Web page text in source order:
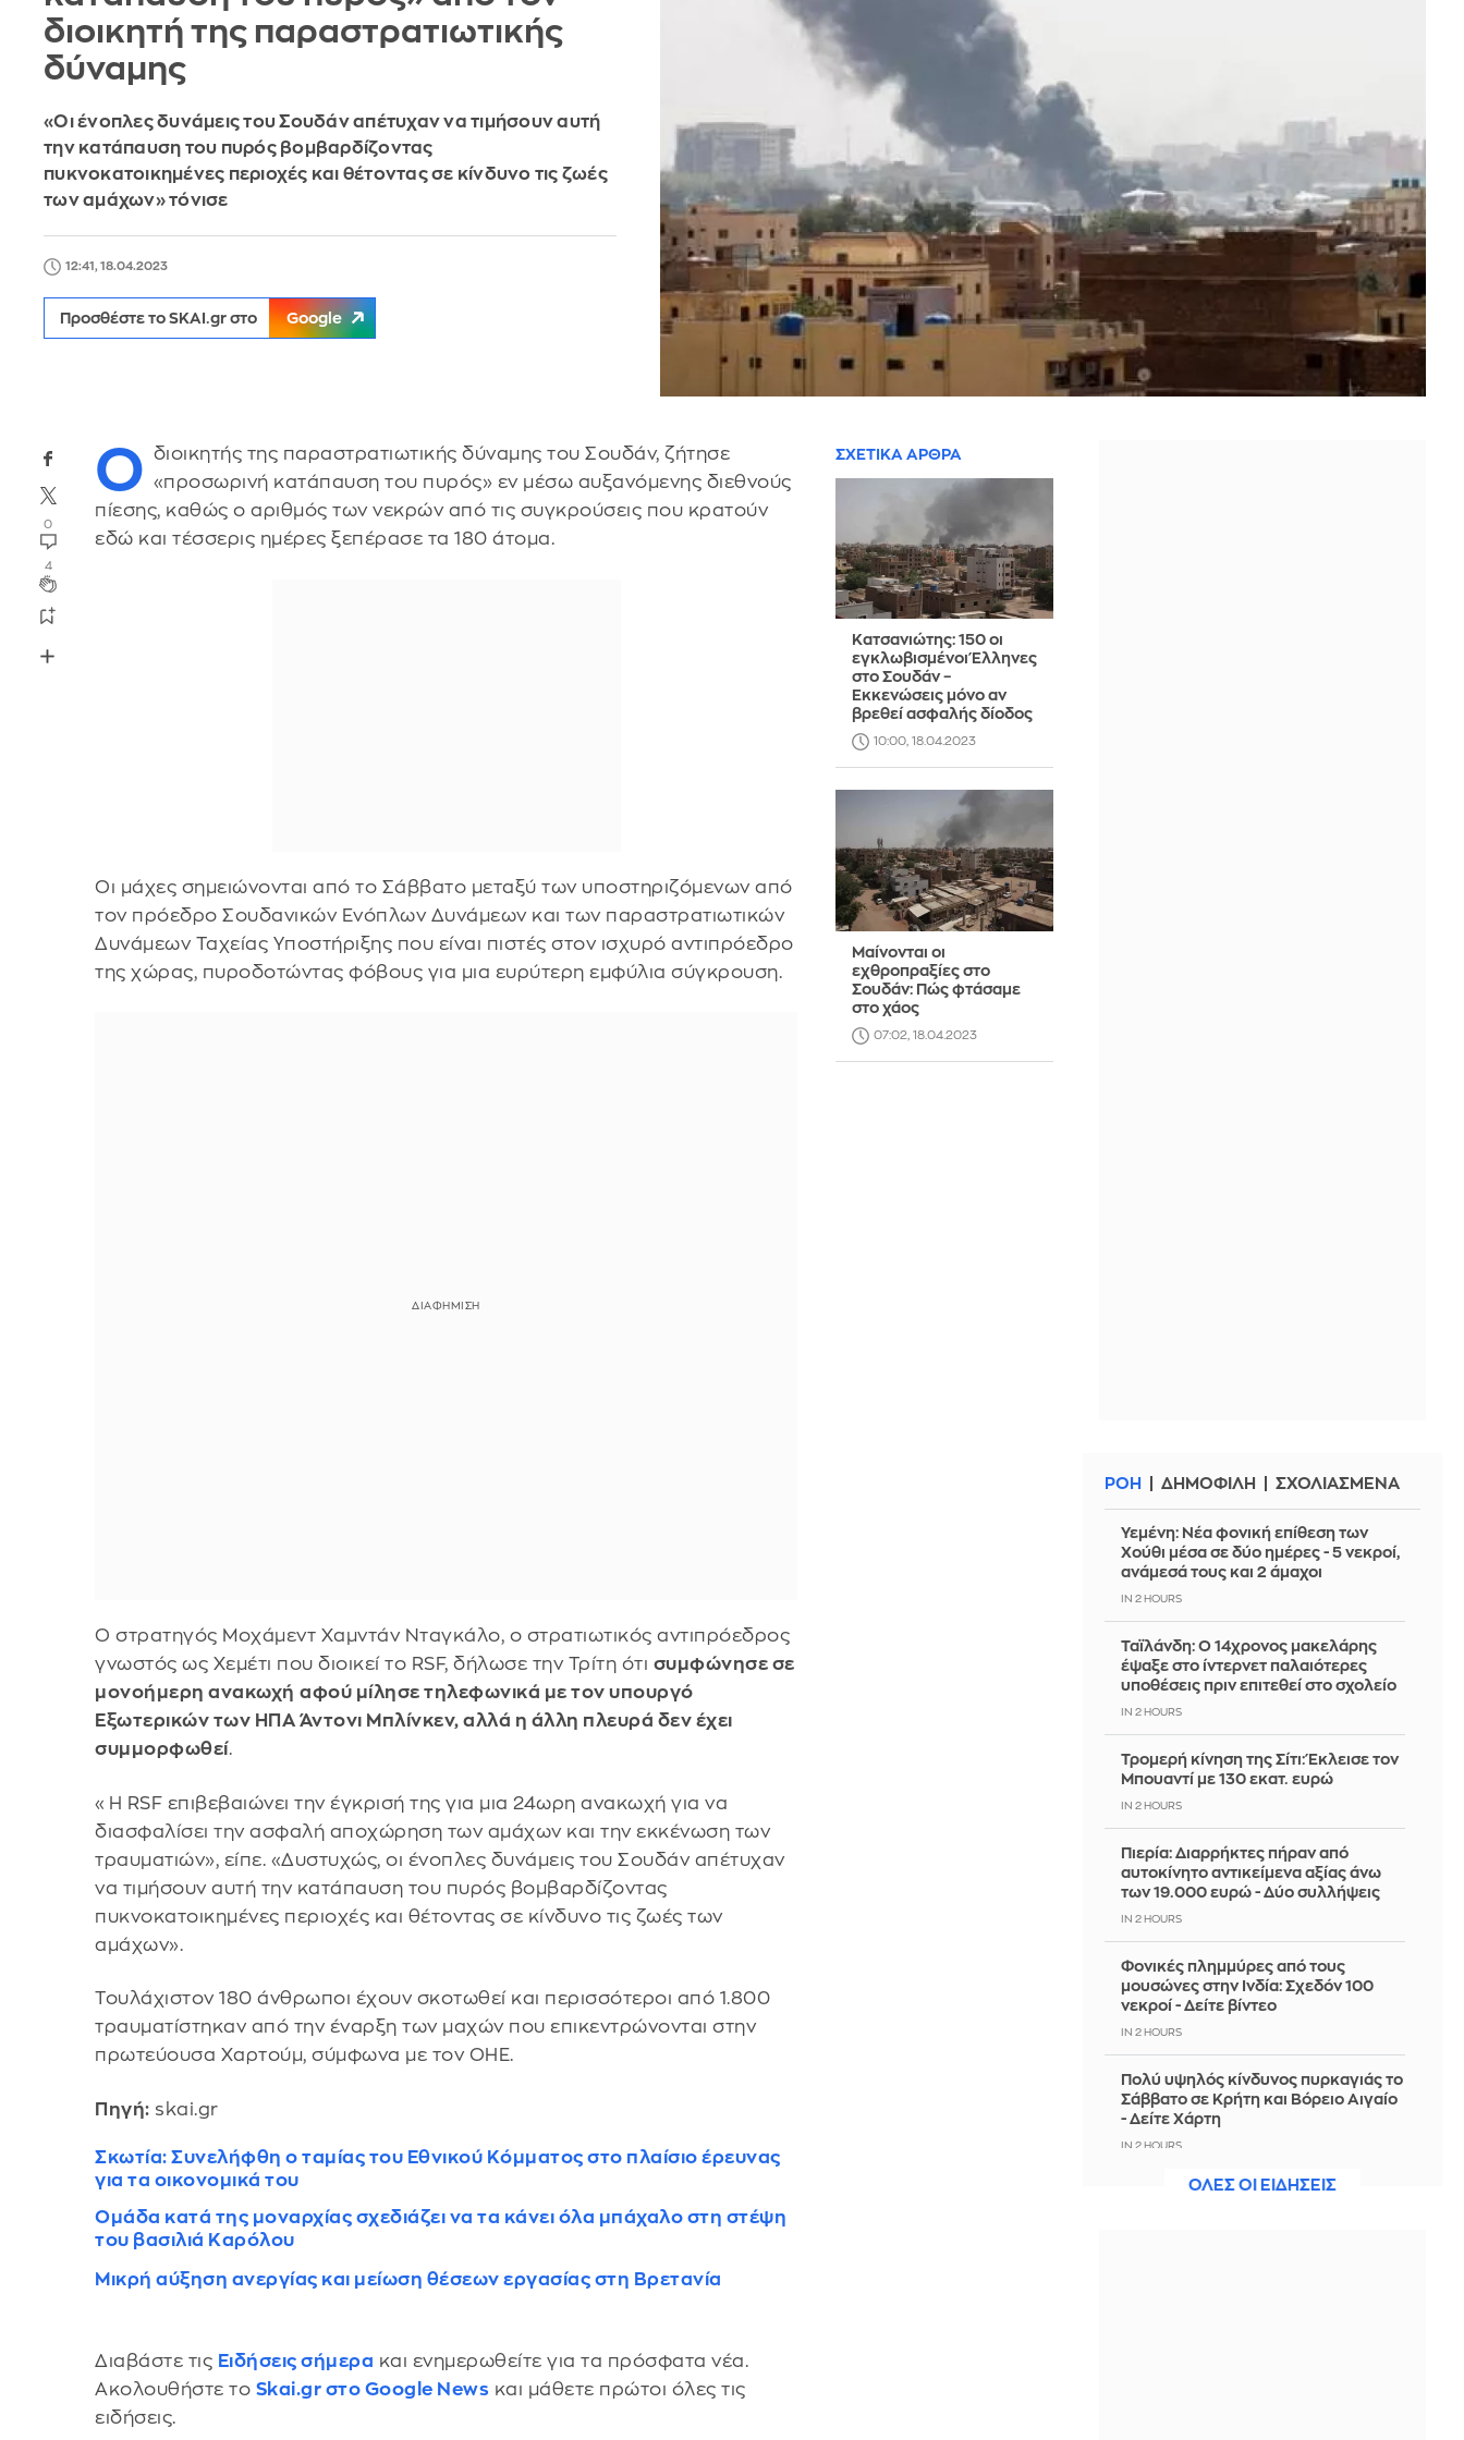
διοικητή της παραστρατιωτικής
δύναμης
«Οι ένοπλες δυνάμεις του Σουδάν απέτυχαν να τιμήσουν αυτή
την κατάπαυση του πυρός βομβαρδίζοντας
πυκνοκατοικημένες περιοχές και θέτοντας σε κίνδυνο τις ζωές
των αμάχων» τόνισε
12:41, 18.04.2023
Προσθέστε το SKAI.gr στο Google
0
4
Ο διοικητής της παραστρατιωτικής δύναμης του Σουδάν, ζήτησε
«προσωρινή κατάπαυση του πυρός» εν μέσω αυξανόμενης διεθνούς
πίεσης, καθώς ο αριθμός των νεκρών από τις συγκρούσεις που κρατούν
εδώ και τέσσερις ημέρες ξεπέρασε τα 180 άτομα.
Οι μάχες σημειώνονται από το Σάββατο μεταξύ των υποστηριζόμενων από
τον πρόεδρο Σουδανικών Ενόπλων Δυνάμεων και των παραστρατιωτικών
Δυνάμεων Ταχείας Υποστήριξης που είναι πιστές στον ισχυρό αντιπρόεδρο
της χώρας, πυροδοτώντας φόβους για μια ευρύτερη εμφύλια σύγκρουση.
Ο στρατηγός Μοχάμεντ Χαμντάν Νταγκάλο, ο στρατιωτικός αντιπρόεδρος
γνωστός ως Χεμέτι που διοικεί το RSF, δήλωσε την Τρίτη ότι συμφώνησε σε
μονοήμερη ανακωχή αφού μίλησε τηλεφωνικά με τον υπουργό
Εξωτερικών των ΗΠΑ Άντονι Μπλίνκεν, αλλά η άλλη πλευρά δεν έχει
συμμορφωθεί.
«Η RSF επιβεβαιώνει την έγκρισή της για μια 24ωρη ανακωχή για να
διασφαλίσει την ασφαλή αποχώρηση των αμάχων και την εκκένωση των
τραυματιών», είπε. «Δυστυχώς, οι ένοπλες δυνάμεις του Σουδάν απέτυχαν
να τιμήσουν αυτή την κατάπαυση του πυρός βομβαρδίζοντας
πυκνοκατοικημένες περιοχές και θέτοντας σε κίνδυνο τις ζωές των
αμάχων».
Τουλάχιστον 180 άνθρωποι έχουν σκοτωθεί και περισσότεροι από 1.800
τραυματίστηκαν από την έναρξη των μαχών που επικεντρώνονται στην
πρωτεύουσα Χαρτούμ, σύμφωνα με τον ΟΗΕ.
Πηγή: skai.gr
Σκωτία: Συνελήφθη ο ταμίας του Εθνικού Κόμματος στο πλαίσιο έρευνας
για τα οικονομικά του
Ομάδα κατά της μοναρχίας σχεδιάζει να τα κάνει όλα μπάχαλο στη στέψη
του βασιλιά Καρόλου
Μικρή αύξηση ανεργίας και μείωση θέσεων εργασίας στη Βρετανία
Διαβάστε τις Ειδήσεις σήμερα και ενημερωθείτε για τα πρόσφατα νέα.
Ακολουθήστε το Skai.gr στο Google News και μάθετε πρώτοι όλες τις
ειδήσεις.
ΣΧΕΤΙΚΑ ΑΡΘΡΑ
Κατσανιώτης: 150 οι
εγκλωβισμένοι Έλληνες
στο Σουδάν –
Εκκενώσεις μόνο αν
βρεθεί ασφαλής δίοδος
10:00, 18.04.2023
Μαίνονται οι
εχθροπραξίες στο
Σουδάν: Πώς φτάσαμε
στο χάος
07:02, 18.04.2023
ΡΟΗ ΔΗΜΟΦΙΛΗ ΣΧΟΛΙΑΣΜΕΝΑ
Υεμένη: Νέα φονική επίθεση των
Χούθι μέσα σε δύο ημέρες - 5 νεκροί,
ανάμεσά τους και 2 άμαχοι
IN 2 HOURS
Ταϊλάνδη: Ο 14χρονος μακελάρης
έψαξε στο ίντερνετ παλαιότερες
υποθέσεις πριν επιτεθεί στο σχολείο
IN 2 HOURS
Τρομερή κίνηση της Σίτι: Έκλεισε τον
Μπουαντί με 130 εκατ. ευρώ
IN 2 HOURS
Πιερία: Διαρρήκτες πήραν από
αυτοκίνητο αντικείμενα αξίας άνω
των 19.000 ευρώ - Δύο συλλήψεις
IN 2 HOURS
Φονικές πλημμύρες από τους
μουσώνες στην Ινδία: Σχεδόν 100
νεκροί - Δείτε βίντεο
IN 2 HOURS
Πολύ υψηλός κίνδυνος πυρκαγιάς το
Σάββατο σε Κρήτη και Βόρειο Αιγαίο
- Δείτε Χάρτη
IN 2 HOURS
ΥΠΠΟ: Επιχορηγήσεις 1.106.000
ΟΛΕΣ ΟΙ ΕΙΔΗΣΕΙΣ